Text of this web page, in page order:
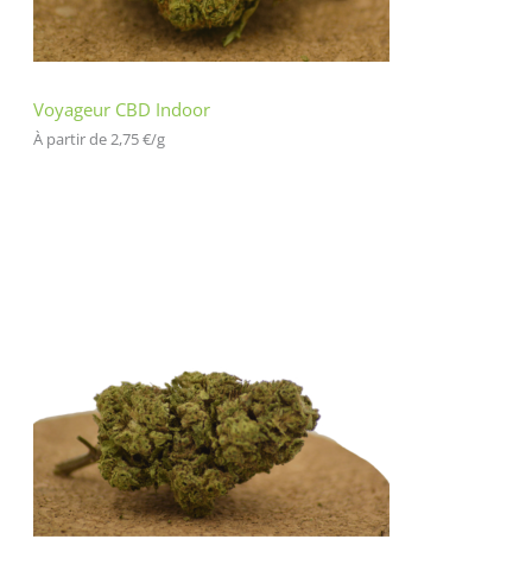
Voyageur CBD Indoor
À partir de 2,75€/g